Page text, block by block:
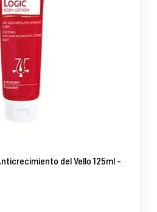
del Vello 125ml -